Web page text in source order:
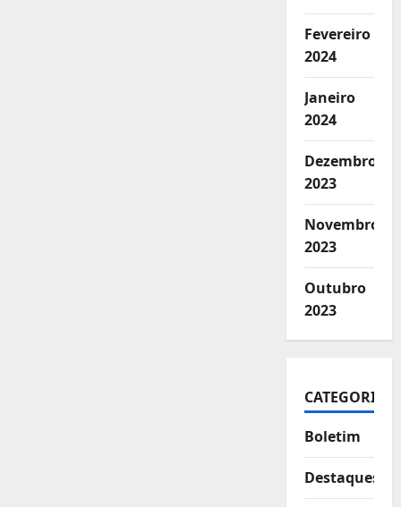
Fevereiro
2024
Janeiro
2024
Dezembro
2023
Novembro
2023
Outubro
2023
CATEGORIAS
Boletim
Destaques